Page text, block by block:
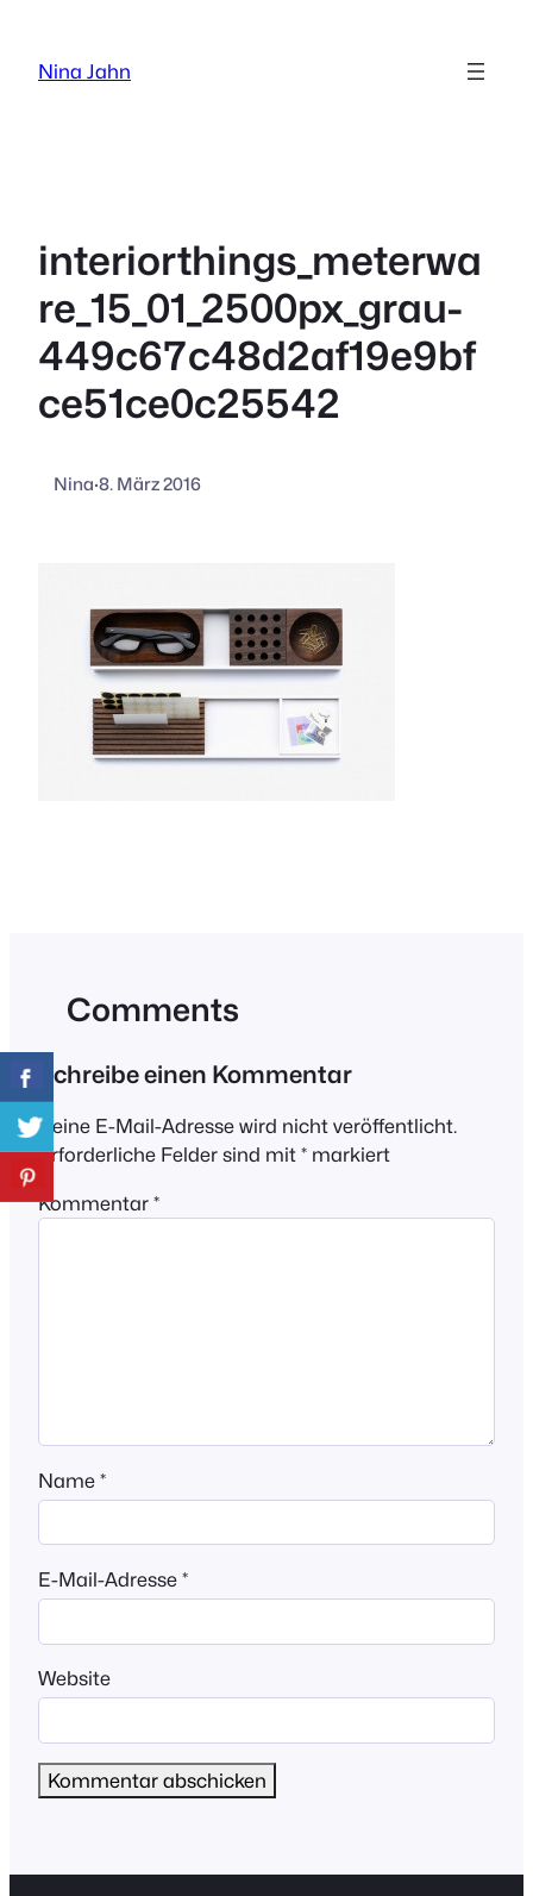
springen
Nina Jahn
interiorthings_meterwa
re_15_01_2500px_grau-
449c67c48d2af19e9bf
ce51ce0c25542
Nina·8. März 2016
Comments
Schreibe einen Kommentar
Deine E-Mail-Adresse wird nicht veröffentlicht.
Erforderliche Felder sind mit * markiert
Kommentar *
Name *
E-Mail-Adresse *
Website